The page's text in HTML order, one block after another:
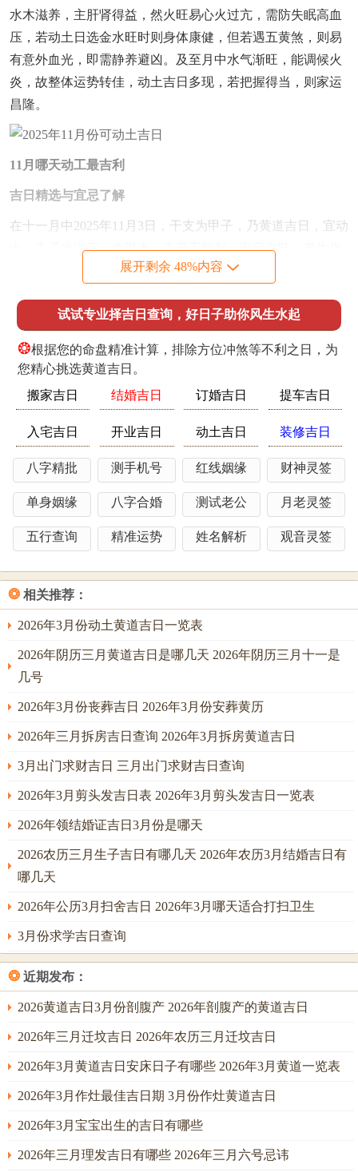
水木滋养，主肝肾得益，然火旺易心火过亢，需防失眠高血
压，若动土日选金水旺时则身体康健，但若遇五黄煞，则易
有意外血光，即需静养避凶。及至月中水气渐旺，能调候火
炎，故整体运势转佳，动土吉日多现，若把握得当，则家运
昌隆。
11月哪天动工最吉利
吉日精选与宜忌了解
在十一月中2025年11月3日，干支为甲子，乃黄道吉日，宜动
土，主子水润下，生甲木，主开工顺利，家宅兴旺，若生肖
属马则冲煞，主冲突阻碍，宜避之则安。甲子年测算，子水
年11月8日，干支为己巳，天德合日，宜动土，则火土相生，
水元素物品以平衡五行。及至2025年11月12日，干支为癸
木，若日支为卯则六冲，容易有口舌，故宜择吉时开工。
2025年11月20日，干支为辛巳，黄道吉日，宜动土，主火土
旺相，家宅安宁，然辛金受火克，若命主金弱则需防破财，
即用土元素化解。2025年11月25日，干支为丙戌，天乙贵人
临，宜动土，则火生土，主福禄双全，但戌土燥，若水弱则
需润泽，常有命主于此日动工，得贵人扶助，然尤须留意冲
煞方位，以保万全。在神煞测算中这些日子天德月德主吉
用金属物品化解，如悬挂铜铃。子平术析之，木旺生火，火
炎克金，需水调候以平衡，故吉日多选水旺之时则五行流
通，家运昌盛。
动工注意事项与化解之路
意外阻碍，即需用金属物品化解，如悬挂铜铃或放置铜钱，
以金克木之势制衡。若想化解冲煞，即择吉时开工，避开凶
时若生肖相冲，则宜请专业人士勘测方位。在动土过程中若
以生木气。常有命主于此月动工，虽吉日选就，然忽视细节
则功亏一篑，故宜在开工前净宅祈福，则邪祟不侵。若命局
火炎过甚，则动土易引发口舌，即需用水元素调候，如设置
鱼缸或流水景观，以水克火之势安宅。在流年大运中乙巳年
破，则需延迟工程，以避不吉。对生肖属蛇者来讲若动土日
逢巳亥冲，则主家宅不宁，即需用土元素中和，如放置陶瓷
器物。若想化解健康隐患，即避免在火旺日动土，若已选则
需补水平衡，常有命主于此日动工，虽得吉神护佑，然五行
失调则身体受累，故宜注重养生。及至月末，水气渐衰，若
展开剩余 48%内容
试试专业择吉日查询，好日子助你风生水起
❂根据您的命盘精准计算，排除方位冲煞等不利之日，为
您精心挑选黄道吉日。
搬家吉日
结婚吉日 订婚吉日 提车吉日
入宅吉日 开业吉日 动土吉日 装修吉日
八字精批 测手机号 红线姻缘 财神灵签
单身姻缘 八字合婚 测试老公 月老灵签
五行查询 精准运势 姓名解析 观音灵签
❂ 相关推荐：
2026年3月份动土黄道吉日一览表
2026年阴历三月黄道吉日是哪几天 2026年阴历三月十一是
几号
2026年3月份丧葬吉日 2026年3月份安葬黄历
2026年三月拆房吉日查询 2026年3月拆房黄道吉日
3月出门求财吉日 三月出门求财吉日查询
2026年3月剪头发吉日表 2026年3月剪头发吉日一览表
2026年领结婚证吉日3月份是哪天
2026农历三月生子吉日有哪几天 2026年农历3月结婚吉日有
哪几天
2026年公历3月扫舍吉日 2026年3月哪天适合打扫卫生
3月份求学吉日查询
❂ 近期发布：
2026黄道吉日3月份剖腹产 2026年剖腹产的黄道吉日
2026年三月迁坟吉日 2026年农历三月迁坟吉日
2026年3月黄道吉日安床日子有哪些 2026年3月黄道一览表
2026年3月作灶最佳吉日期 3月份作灶黄道吉日
2026年3月宝宝出生的吉日有哪些
2026年三月理发吉日有哪些 2026年三月六号忌讳